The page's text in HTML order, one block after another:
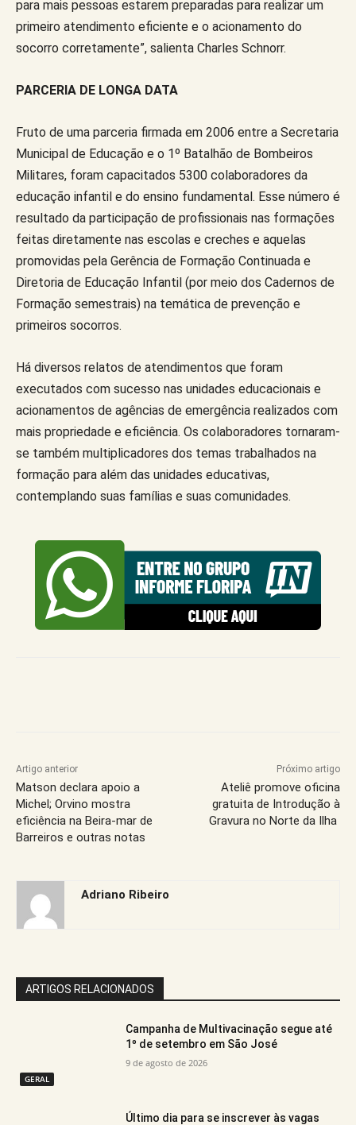
para mais pessoas estarem preparadas para realizar um
primeiro atendimento eficiente e o acionamento do
socorro corretamente”, salienta Charles Schnorr.
PARCERIA DE LONGA DATA
Fruto de uma parceria firmada em 2006 entre a Secretaria
Municipal de Educação e o 1º Batalhão de Bombeiros
Militares, foram capacitados 5300 colaboradores da
educação infantil e do ensino fundamental. Esse número é
resultado da participação de profissionais nas formações
feitas diretamente nas escolas e creches e aquelas
promovidas pela Gerência de Formação Continuada e
Diretoria de Educação Infantil (por meio dos Cadernos de
Formação semestrais) na temática de prevenção e
primeiros socorros.
Há diversos relatos de atendimentos que foram
executados com sucesso nas unidades educacionais e
acionamentos de agências de emergência realizados com
mais propriedade e eficiência. Os colaboradores tornaram-
se também multiplicadores dos temas trabalhados na
formação para além das unidades educativas,
contemplando suas famílias e suas comunidades.
Artigo anterior
Matson declara apoio a
Michel; Orvino mostra
eficiência na Beira-mar de
Barreiros e outras notas
Próximo artigo
Ateliê promove oficina
gratuita de Introdução à
Gravura no Norte da Ilha
Adriano Ribeiro
ARTIGOS RELACIONADOS
GERAL
Campanha de Multivacinação segue até
1º de setembro em São José
9 de agosto de 2026
Último dia para se inscrever às vagas